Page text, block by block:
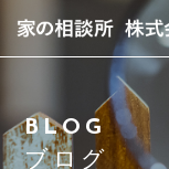
当社について
スタッフ紹介
BLOG
ブログ